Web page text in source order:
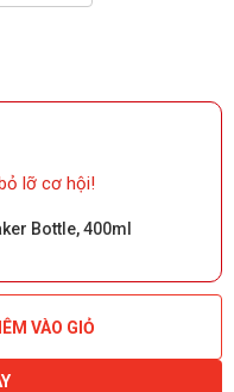
lỡ cơ hội!
Bottle, 400ml
VÀO GIỎ